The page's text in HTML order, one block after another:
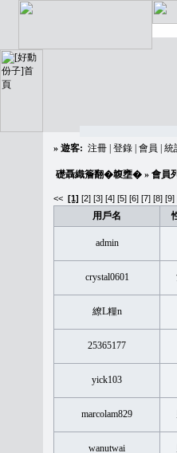
» 遊客: 注冊 登錄 會員 統
礎聶織簷翻�䪖壅� » 會員
<< [1] [2] [3] [4] [5] [6] [7] [8] [9]
用戶名
admin
crystal0601
繚L糧n
25365177
yick103
marcolam829
wanutwai